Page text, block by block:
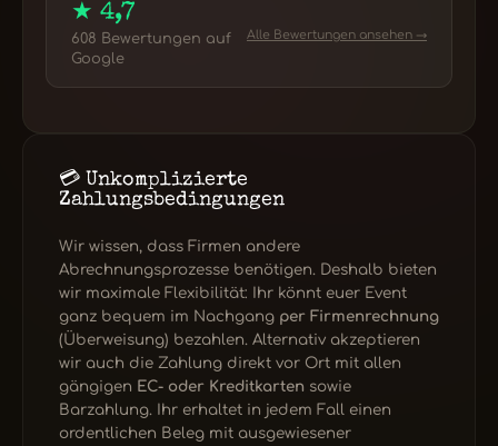
★ 4,7
608 Bewertungen auf
Google
Alle Bewertungen ansehen →
💳 Unkomplizierte
Zahlungsbedingungen
Wir wissen, dass Firmen andere
Abrechnungsprozesse benötigen. Deshalb bieten
wir maximale Flexibilität: Ihr könnt euer Event
ganz bequem im Nachgang per Firmenrechnung
(Überweisung) bezahlen. Alternativ akzeptieren
wir auch die Zahlung direkt vor Ort mit allen
gängigen EC- oder Kreditkarten sowie
Barzahlung. Ihr erhaltet in jedem Fall einen
ordentlichen Beleg mit ausgewiesener